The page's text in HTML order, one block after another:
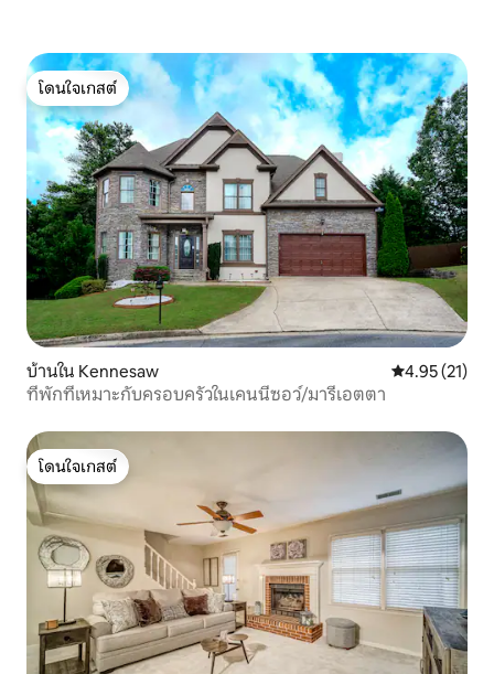
โดนใจเกสต์
โดนใจเกสต์
บ้านใน Kennesaw คะแนนเฉลี่ย
4.95 (21)
ที่พักที่เหมาะกับครอบครัวในเคนนีซอว์/มารีเอตตา
โดนใจเกสต์
โดนใจเกสต์